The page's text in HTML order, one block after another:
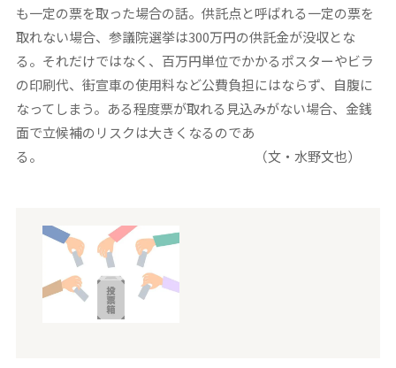
も一定の票を取った場合の話。供託点と呼ばれる一定の票を
取れない場合、参議院選挙は300万円の供託金が没収とな
る。それだけではなく、百万円単位でかかるポスターやビラ
の印刷代、街宣車の使用料など公費負担にはならず、自腹に
なってしまう。ある程度票が取れる見込みがない場合、金銭
面で立候補のリスクは大きくなるのであ
る。 （文・水野文也）